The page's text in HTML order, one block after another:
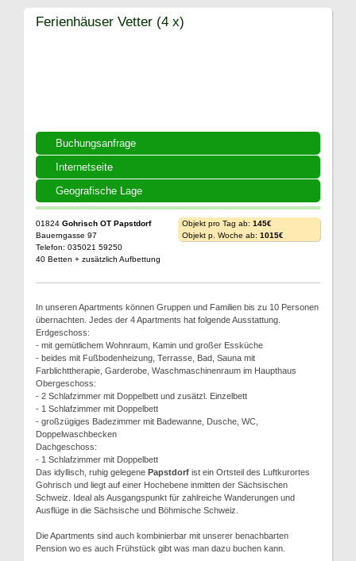
Buchungsanfrage
Internetseite
Geografische Lage
Ferienhäuser Vetter (4 x)
01824 Gohrisch OT Papstdorf
Bauerngasse 97
Telefon: 035021 59250
40 Betten + zusätzlich Aufbettung
Objekt pro Tag ab: 145€
Objekt p. Woche ab: 1015€
In unseren Apartments können Gruppen und Familien bis zu 10 Personen
übernachten. Jedes der 4 Apartments hat folgende Ausstattung.
Erdgeschoss:
- mit gemütlichem Wohnraum, Kamin und großer Essküche
- beides mit Fußbodenheizung, Terrasse, Bad, Sauna mit
Farblichttherapie, Garderobe, Waschmaschinenraum im Haupthaus
Obergeschoss:
- 2 Schlafzimmer mit Doppelbett und zusätzl. Einzelbett
- 1 Schlafzimmer mit Doppelbett
- großzügiges Badezimmer mit Badewanne, Dusche, WC,
Doppelwaschbecken
Dachgeschoss:
- 1 Schlafzimmer mit Doppelbett
Das idyllisch, ruhig gelegene Papstdorf ist ein Ortsteil des Luftkurortes
Gohrisch und liegt auf einer Hochebene inmitten der Sächsischen
Schweiz. Ideal als Ausgangspunkt für zahlreiche Wanderungen und
Ausflüge in die Sächsische und Böhmische Schweiz.
Die Apartments sind auch kombinierbar mit unserer benachbarten
Pension wo es auch Frühstück gibt was man dazu buchen kann.